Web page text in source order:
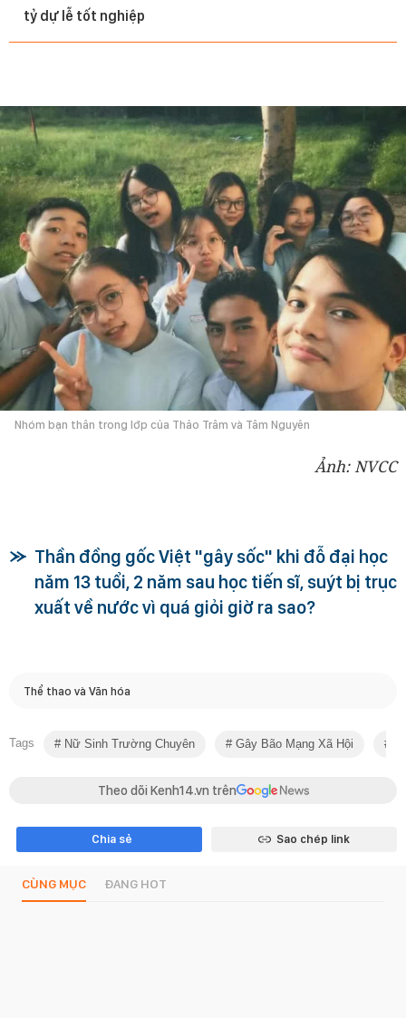
tỷ dự lễ tốt nghiệp
Nhóm bạn thân trong lớp của Thảo Trâm và Tâm Nguyên
Ảnh: NVCC
Thần đồng gốc Việt "gây sốc" khi đỗ đại học
năm 13 tuổi, 2 năm sau học tiến sĩ, suýt bị trục
xuất về nước vì quá giỏi giờ ra sao?
Thể thao và Văn hóa
Tags Nữ Sinh Trường Chuyên Gây Bão Mạng Xã Hội
Theo dõi Kenh14.vn trên
Chia sẻ Sao chép link
CÙNG MỤC ĐANG HOT